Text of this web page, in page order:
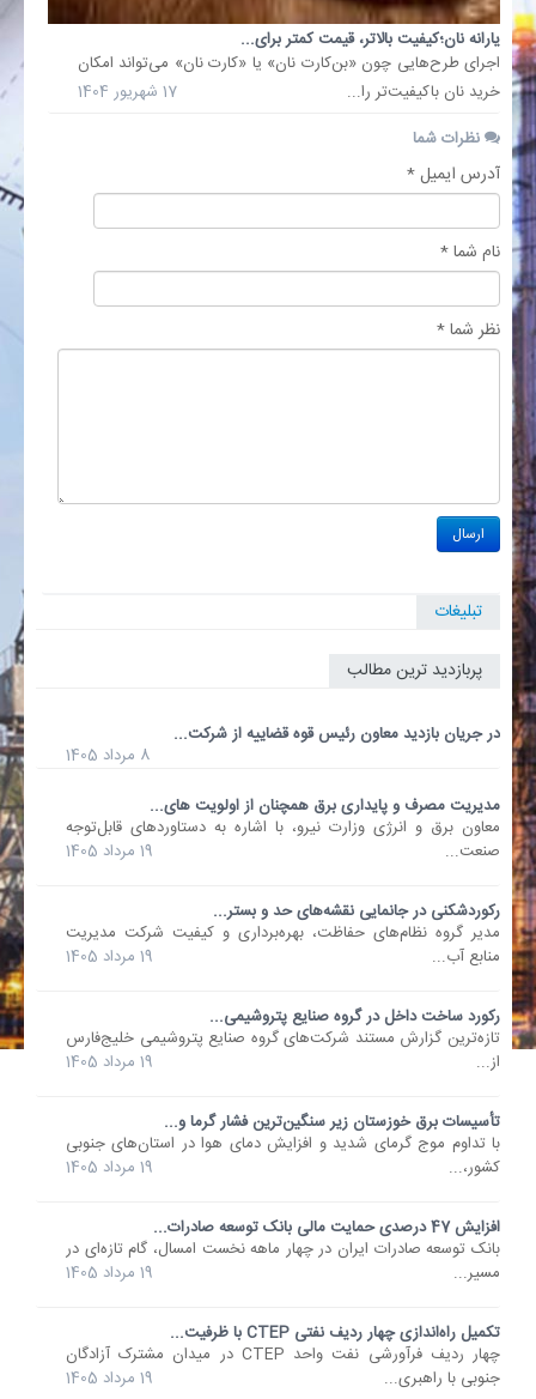
خانه
یارانه نان؛کیفیت بالاتر، قیمت کمتر برای...
اجرای طرح‌هایی چون «بن‌کارت نان» یا «کارت نان» می‌تواند امکان
خرید نان باکیفیت‌تر را...
17 شهریور 1404
نظرات شما
آدرس ایمیل *
نام شما *
نظر شما *
تبلیغات
پربازدید ترین مطالب
در جریان بازدید معاون رئیس قوه قضاییه از شرکت...
8 مرداد 1405
مدیریت مصرف و پایداری برق همچنان از اولویت های...
معاون برق و انرژی وزارت نیرو، با اشاره به دستاوردهای قابل‌توجه
صنعت...
19 مرداد 1405
رکوردشکنی در جانمایی نقشه‏‌های حد و بستر...
مدیر گروه نظام‌های حفاظت، بهره‌برداری و کیفیت شرکت مدیریت
منابع آب...
19 مرداد 1405
رکورد ساخت داخل در گروه صنایع پتروشیمی...
تازه‌ترین گزارش مستند شرکت‌های گروه صنایع پتروشیمی خلیج‌فارس
از...
19 مرداد 1405
تأسیسات برق خوزستان زیر سنگین‌ترین فشار گرما و...
با تداوم موج گرمای شدید و افزایش دمای هوا در استان‌های جنوبی
کشور،...
19 مرداد 1405
افزایش 47 درصدی حمایت مالی بانک توسعه صادرات...
بانک توسعه صادرات ایران در چهار ماهه نخست امسال، گام تازه‌ای در
مسیر...
19 مرداد 1405
تکمیل راه‌اندازی چهار ردیف نفتی CTEP با ظرفیت...
چهار ردیف فرآورشی نفت واحد CTEP در میدان مشترک آزادگان
جنوبی با راهبری...
19 مرداد 1405